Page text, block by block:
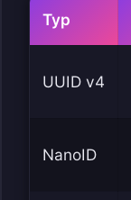
Typ
UUID v4
NanoID